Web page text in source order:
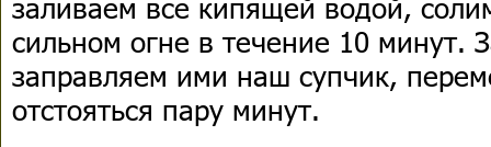
сильном огне в течение 10 минут.
заправляем ими наш супчик,
отстояться пару минут.